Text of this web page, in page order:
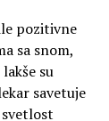
pozitivne
sa snom,
su
savetuje